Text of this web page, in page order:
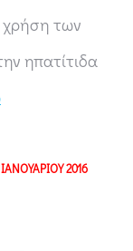
χρήση των
ηπατίτιδα
2016